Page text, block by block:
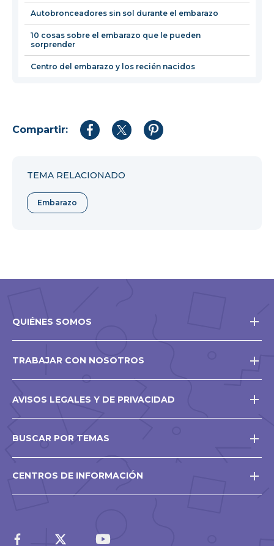
Autobronceadores sin sol durante el embarazo
10 cosas sobre el embarazo que le pueden
sorprender
Centro del embarazo y los recién nacidos
Compartir:
CompartirCompartirCompartir
TEMA RELACIONADO
Embarazo
QUIÉNES SOMOS
TRABAJAR CON NOSOTROS
AVISOS LEGALES Y DE PRIVACIDAD
BUSCAR POR TEMAS
CENTROS DE INFORMACIÓN